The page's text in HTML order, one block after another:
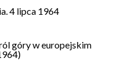
4 lipca 1964
góry w europejskim